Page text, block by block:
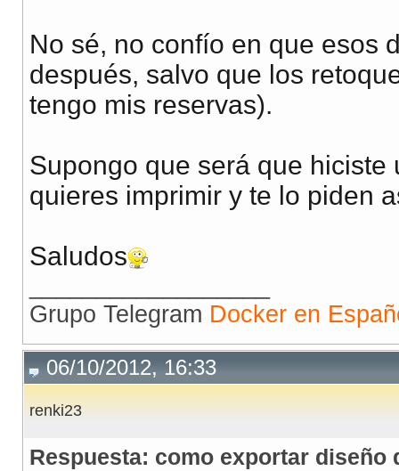
No sé, no confío en que esos
después, salvo que los
tengo mis reservas).
Supongo que será que
quieres imprimir y te lo piden
Saludos
Grupo Telegram Docker en
06/10/2012, 16:33
renki23
Respuesta: como exportar